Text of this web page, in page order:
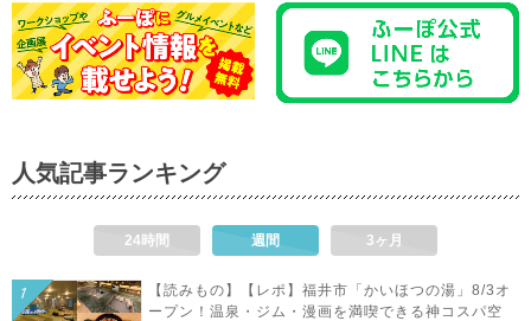
人気記事ランキング
24時間 週間 3ヶ月
【読みもの】【レポ】福井市「かいほつの湯」8/3オ
ープン！温泉・ジム・漫画を満喫できる神コスパ空